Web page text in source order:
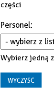
części
Personel:
Wybierz jedną